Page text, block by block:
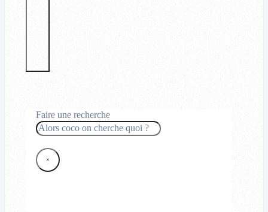
Faire une recherche
Rechercher
×